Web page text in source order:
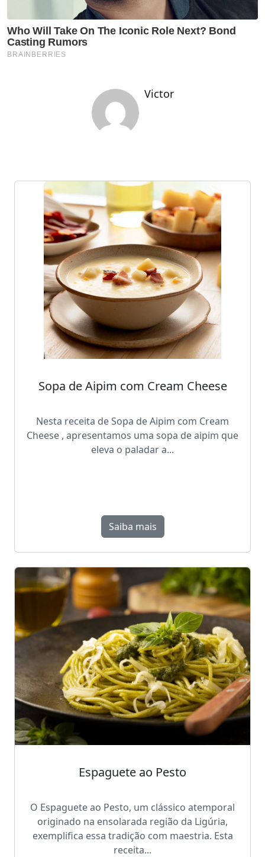
Victor
Sopa de Aipim com Cream Cheese
Nesta receita de Sopa de Aipim com Cream
Cheese , apresentamos uma sopa de aipim que
eleva o paladar a...
Saiba mais
Espaguete ao Pesto
O Espaguete ao Pesto, um clássico atemporal
originado na ensolarada região da Ligúria,
exemplifica essa tradição com maestria. Esta
receita...